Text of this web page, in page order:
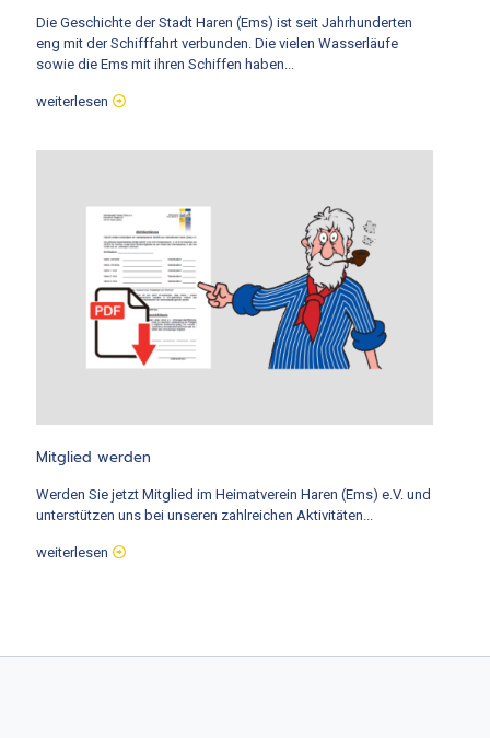
Die Geschichte der Stadt Haren (Ems) ist seit Jahrhunderten
eng mit der Schifffahrt verbunden. Die vielen Wasserläufe
sowie die Ems mit ihren Schiffen haben...
weiterlesen
Mitglied werden
Werden Sie jetzt Mitglied im Heimatverein Haren (Ems) e.V. und
unterstützen uns bei unseren zahlreichen Aktivitäten...
weiterlesen